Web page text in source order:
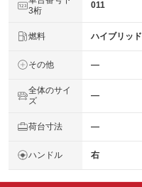
3桁
011
燃料 ハイブリッド
その他 ―
全体のサイ
ズ
―
荷台寸法 ―
ハンドル 右